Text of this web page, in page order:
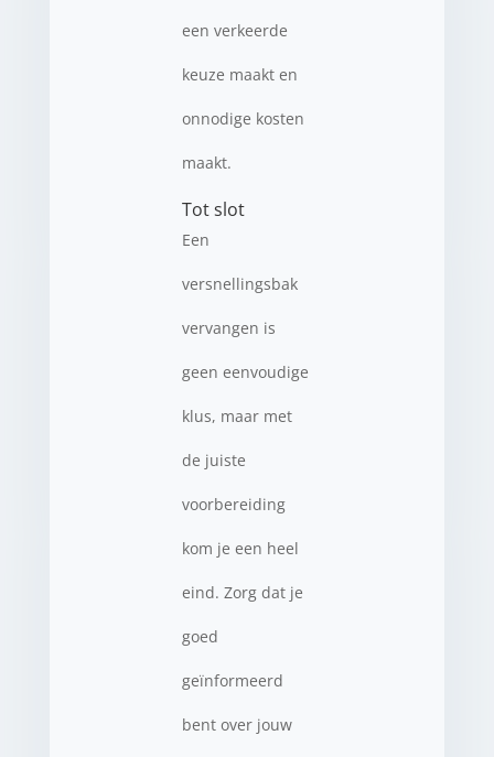
een verkeerde
keuze maakt en
onnodige kosten
maakt.
Tot slot
Een
versnellingsbak
vervangen is
geen eenvoudige
klus, maar met
de juiste
voorbereiding
kom je een heel
eind. Zorg dat je
goed
geïnformeerd
bent over jouw